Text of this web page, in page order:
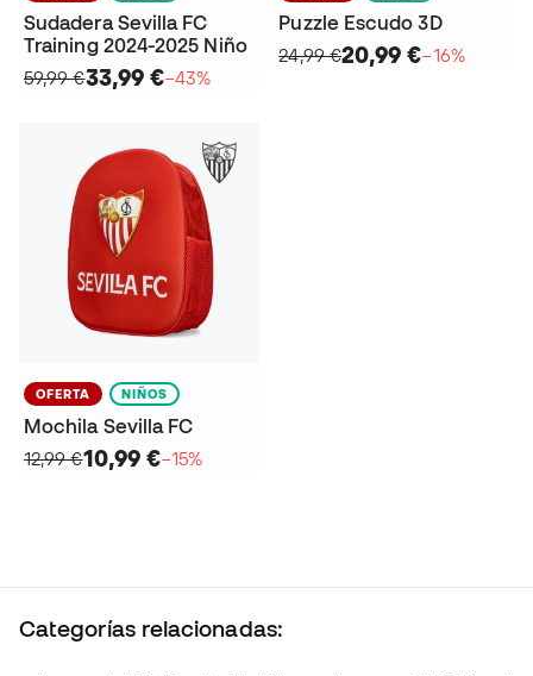
Sudadera Sevilla FC
Training 2024-2025 Niño
59,99 €33,99 €−43%
Puzzle Escudo 3D
24,99 €20,99 €−16%
OFERTA NIÑOS
Mochila Sevilla FC
12,99 €10,99 €−15%
Categorías relacionadas: